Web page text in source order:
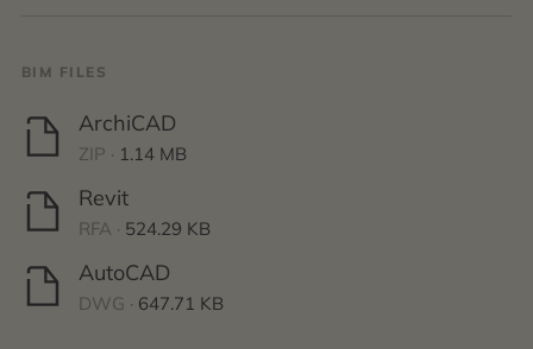
BIM FILES
ArchiCAD
ZIP · 1.14 MB
Revit
RFA · 524.29 KB
AutoCAD
DWG · 647.71 KB